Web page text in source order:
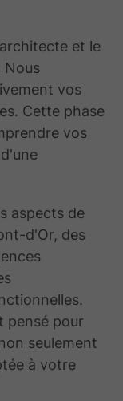
et le
Nous
vos
Cette phase
vos
aspects de
d'Or, des
pensé pour
seulement
à votre